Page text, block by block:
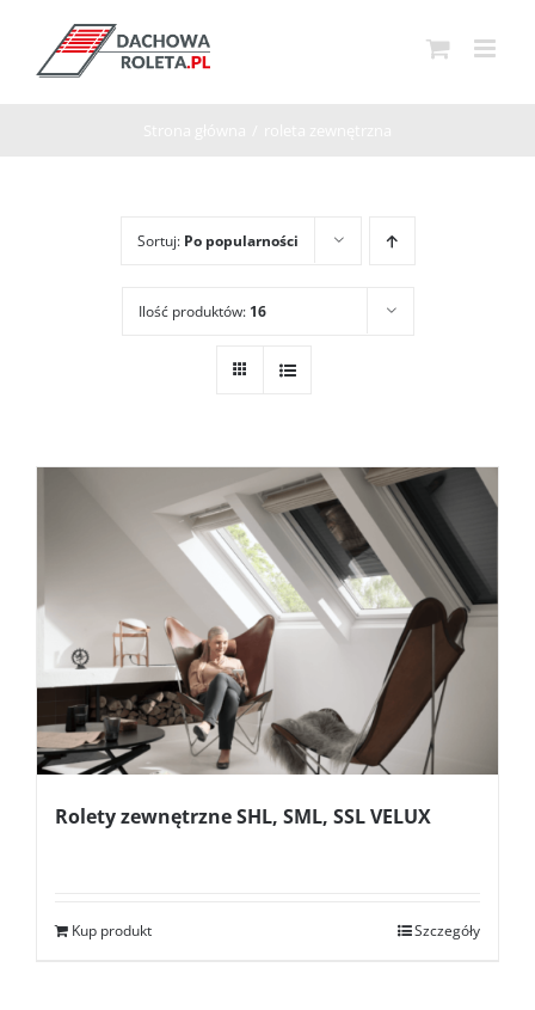
zawartości
Sortuj: Po popularności
Ilość produktów: 16
Rolety zewnętrzne SHL, SML, SSL VELUX
Kup produkt Szczegóły